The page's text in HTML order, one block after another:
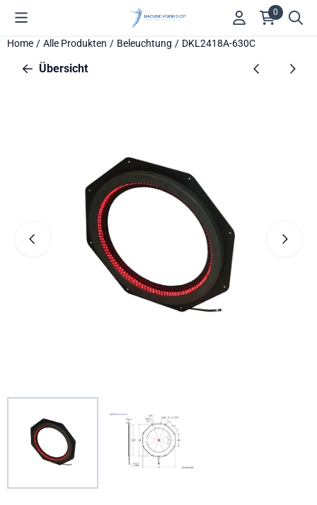
Cookie-Einstellungen verfügbar. Einstellungen wählen oder alle
0
Home / Alle Produkten / Beleuchtung / DKL2418A-630C
Übersicht